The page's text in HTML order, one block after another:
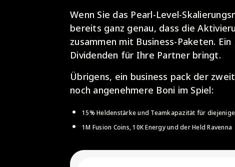
Wenn Sie das Pearl-Level-
bereits ganz genau, dass die
zusammen mit Business-Paketen.
Dividenden für Ihre Partner bringt.
Übrigens, ein business pack der
noch angenehmere Boni im Spiel:
15% Heldenstärke und Teamkapazität für
1M Fusion Coins, 10K Energy und der Held Ravenna